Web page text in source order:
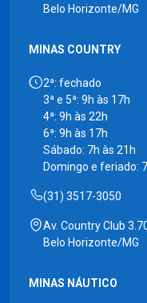
Belo Horizonte/MG
MINAS COUNTRY
2ª: fechado
3ª e 5ª: 9h às 17h
4ª: 9h às 22h
6ª: 9h às 17h
Sábado: 7h às 21h
Domingo e feriado:
(31) 3517-3050
Av. Country Club
Belo Horizonte/MG
MINAS NÁUTICO